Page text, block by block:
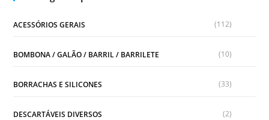
ACESSÓRIOS GERAIS (112)
BOMBONA / GALÃO / BARRIL / BARRILETE (10)
BORRACHAS E SILICONES (33)
DESCARTÁVEIS DIVERSOS (2)